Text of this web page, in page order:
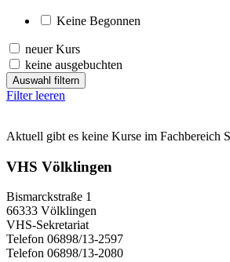
Keine Begonnen
neuer Kurs
keine ausgebuchten
Auswahl filtern
Filter leeren
Aktuell gibt es keine Kurse im Fachbereich
VHS Völklingen
Bismarckstraße 1
66333 Völklingen
VHS-Sekretariat
Telefon 06898/13-2597
Telefon 06898/13-2080